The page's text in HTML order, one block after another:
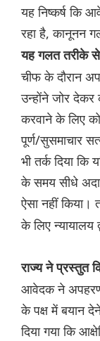
यह निष्कर्ष कि
रहा है, कानूनन
यह गलत तरीके से
चीफ के दौरान
उन्होंने जोर
करवाने के लिए
पूर्ण/सुसमाचार
भी तर्क दिया कि
के समय सीधे
ऐसा नहीं किया।
के लिए न्यायालय
राज्य ने प्रस्तुत
आवेदक ने
के पक्ष में बयान
दिया गया कि